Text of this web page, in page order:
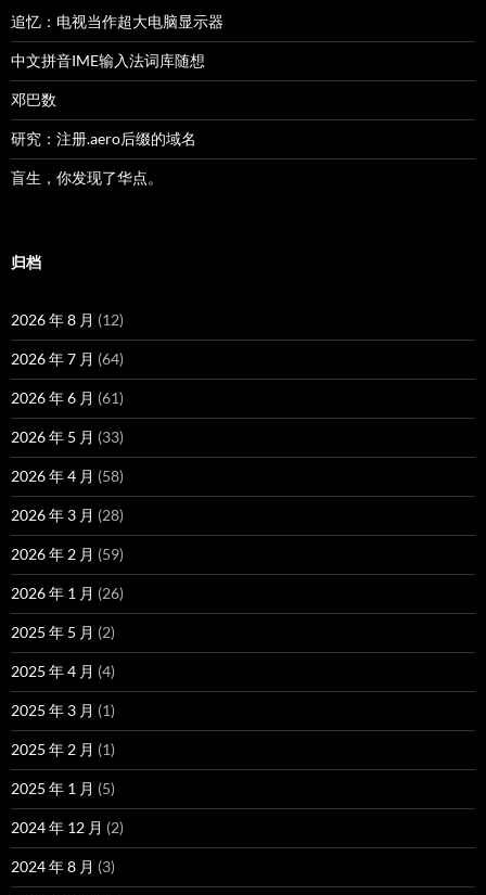
追忆：电视当作超大电脑显示器
中文拼音IME输入法词库随想
邓巴数
研究：注册.aero后缀的域名
盲生，你发现了华点。
归档
2026 年 8 月 (12)
2026 年 7 月 (64)
2026 年 6 月 (61)
2026 年 5 月 (33)
2026 年 4 月 (58)
2026 年 3 月 (28)
2026 年 2 月 (59)
2026 年 1 月 (26)
2025 年 5 月 (2)
2025 年 4 月 (4)
2025 年 3 月 (1)
2025 年 2 月 (1)
2025 年 1 月 (5)
2024 年 12 月 (2)
2024 年 8 月 (3)